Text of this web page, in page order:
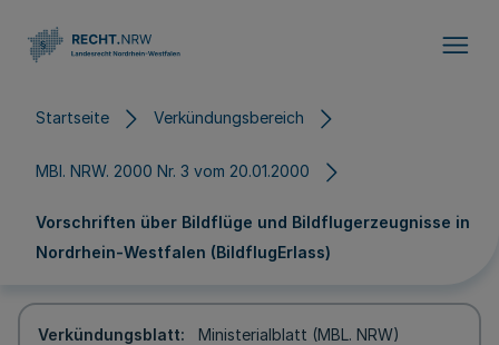
Startseite Verkündungsbereich
MBl. NRW. 2000 Nr. 3 vom 20.01.2000
Vorschriften über Bildflüge und Bildflugerzeugnisse in
Nordrhein-Westfalen (BildflugErlass)
Verkündungsblatt
Ministerialblatt (MBL. NRW)